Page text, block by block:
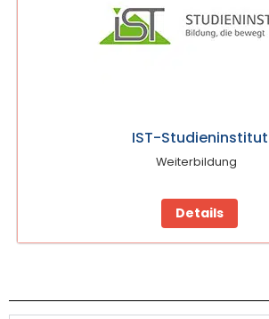
IST-Studieninstitut
Weiterbildung
Details